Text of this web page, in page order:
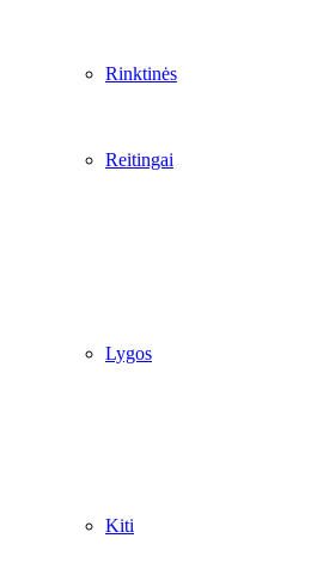
Rinktinės
Reitingai
Lygos
Kiti